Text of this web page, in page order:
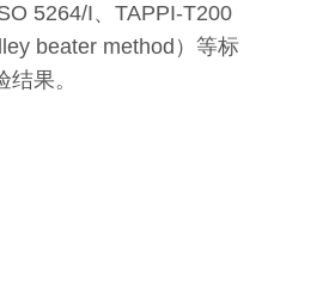
5264/I、TAPPI-T200
beater method）等标
果。